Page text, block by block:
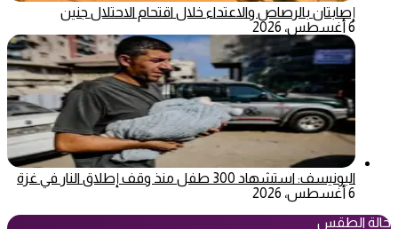
إصابتان بالرصاص والاعتداء خلال اقتحام الاحتلال جنين
6 أغسطس، 2026
اليونيسف: استشهاد 300 طفل منذ وقف إطلاق النار في غزة
6 أغسطس، 2026
حالة الطقس